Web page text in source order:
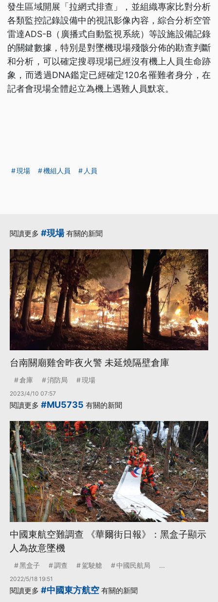
發生區域開展「拉網式排查」，並組織專家比對分析
各類監控記錄設備中的視訊影像內容，綜合分析空管
雷達ADS-B（廣播式自動監視系統）等設施設備記錄
的關鍵數據，特別是對墜機現場殘骸分佈的勘查判斷
和分析，可以確定搜尋現場已經沒有機上人員生命跡
象，而透過DNA鑑定已經確定120名罹難者身分，在
記者會現場全體起立為機上遇難人員默哀。
現場 機組人員 人員
閱讀更多 #現場有關的新聞
台南關廟雞舍昨夜火警 未延燒隔壁倉庫
倉庫 消防局 現場
2023/4/10 07:57
閱讀更多 #MU5735 有關的新聞
中國東航空難調查 《華爾街日報》：黑盒子顯示
人為故意墜機
黑盒子 調查 駕駛艙 中國民航局 ...
2022/5/18 19:51
閱讀更多 #中國東方航空 有關的新聞